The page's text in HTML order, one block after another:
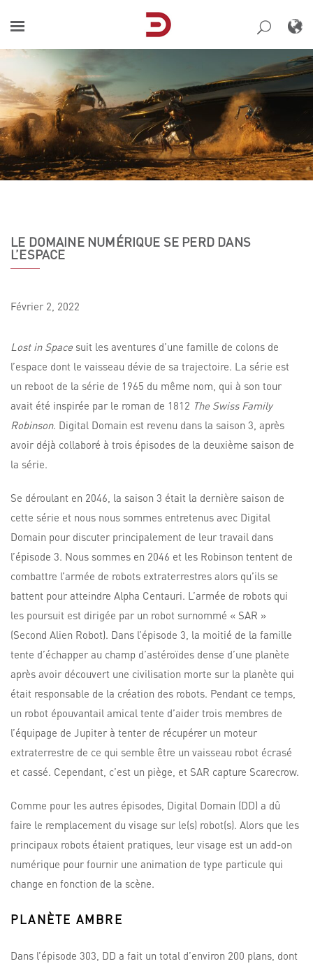
content
LE DOMAINE NUMÉRIQUE SE PERD DANS
L’ESPACE
Février 2, 2022
Lost in Space suit les aventures d’une famille de colons de
l’espace dont le vaisseau dévie de sa trajectoire. La série est
un reboot de la série de 1965 du même nom, qui à son tour
avait été inspirée par le roman de 1812 The Swiss Family
Robinson. Digital Domain est revenu dans la saison 3, après
avoir déjà collaboré à trois épisodes de la deuxième saison de
la série.
Se déroulant en 2046, la saison 3 était la dernière saison de
cette série et nous nous sommes entretenus avec Digital
Domain pour discuter principalement de leur travail dans
l’épisode 3. Nous sommes en 2046 et les Robinson tentent de
combattre l’armée de robots extraterrestres alors qu’ils se
battent pour atteindre Alpha Centauri. L’armée de robots qui
les poursuit est dirigée par un robot surnommé « SAR »
(Second Alien Robot). Dans l’épisode 3, la moitié de la famille
tente d’échapper au champ d’astéroïdes dense d’une planète
après avoir découvert une civilisation morte sur la planète qui
était responsable de la création des robots. Pendant ce temps,
un robot épouvantail amical tente d’aider trois membres de
l’équipage de Jupiter à tenter de récupérer un moteur
extraterrestre de ce qui semble être un vaisseau robot écrasé
et cassé. Cependant, c’est un piège, et SAR capture Scarecrow.
Comme pour les autres épisodes, Digital Domain (DD) a dû
faire le remplacement du visage sur le(s) robot(s). Alors que les
principaux robots étaient pratiques, leur visage est un add-on
numérique pour fournir une animation de type particule qui
change en fonction de la scène.
PLANÈTE AMBRE
Dans l’épisode 303, DD a fait un total d’environ 200 plans, dont